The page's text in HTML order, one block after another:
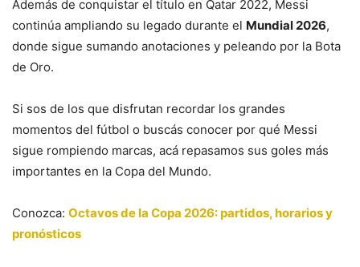
Además de conquistar el título en Qatar 2022, Messi
continúa ampliando su legado durante el Mundial 2026,
donde sigue sumando anotaciones y peleando por la Bota
de Oro.
Si sos de los que disfrutan recordar los grandes
momentos del fútbol o buscás conocer por qué Messi
sigue rompiendo marcas, acá repasamos sus goles más
importantes en la Copa del Mundo.
Conozca: Octavos de la Copa 2026: partidos, horarios y
pronósticos